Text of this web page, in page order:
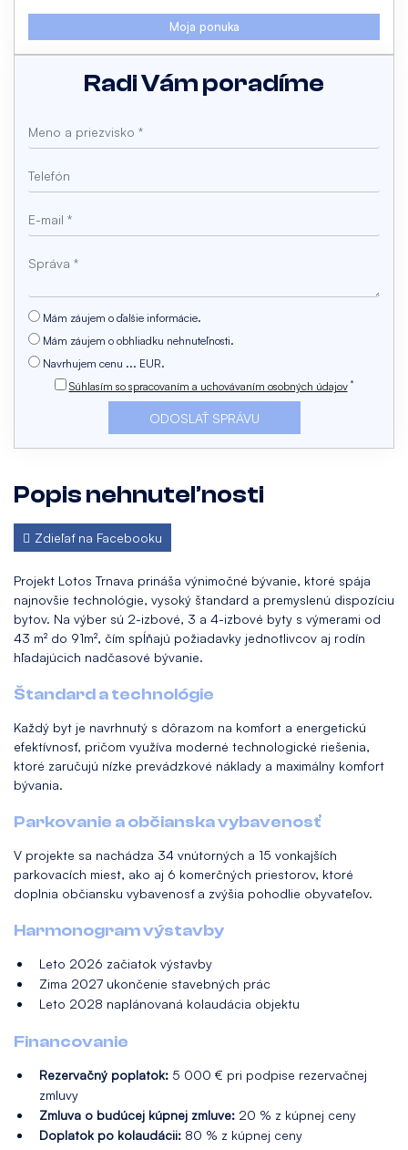
Popis nehnuteľnosti
Zdieľať na Facebooku
Projekt Lotos Trnava prináša výnimočné bývanie, ktoré spája
najnovšie technológie, vysoký štandard a premyslenú dispozíciu
bytov. Na výber sú 2-izbové, 3 a 4-izbové byty s výmerami od
43 m² do 91m², čím spĺňajú požiadavky jednotlivcov aj rodín
hľadajúcich nadčasové bývanie.
Štandard a technológie
Každý byt je navrhnutý s dôrazom na komfort a energetickú
efektívnosť, pričom využíva moderné technologické riešenia,
ktoré zaručujú nízke prevádzkové náklady a maximálny komfort
bývania.
Parkovanie a občianska vybavenosť
V projekte sa nachádza 34 vnútorných a 15 vonkajších
parkovacích miest, ako aj 6 komerčných priestorov, ktoré
doplnia občiansku vybavenosť a zvýšia pohodlie obyvateľov.
Harmonogram výstavby
Leto 2026 začiatok výstavby
Zima 2027 ukončenie stavebných prác
Leto 2028 naplánovaná kolaudácia objektu
Financovanie
Rezervačný poplatok: 5 000 € pri podpise rezervačnej
zmluvy
Zmluva o budúcej kúpnej zmluve: 20 % z kúpnej ceny
Doplatok po kolaudácii: 80 % z kúpnej ceny
Moja ponuka
Radi Vám poradíme
Mám záujem o ďalšie informácie.
Mám záujem o obhliadku nehnuteľnosti.
Navrhujem cenu ... EUR.
Súhlasím so spracovaním a uchovávaním osobných údajov *